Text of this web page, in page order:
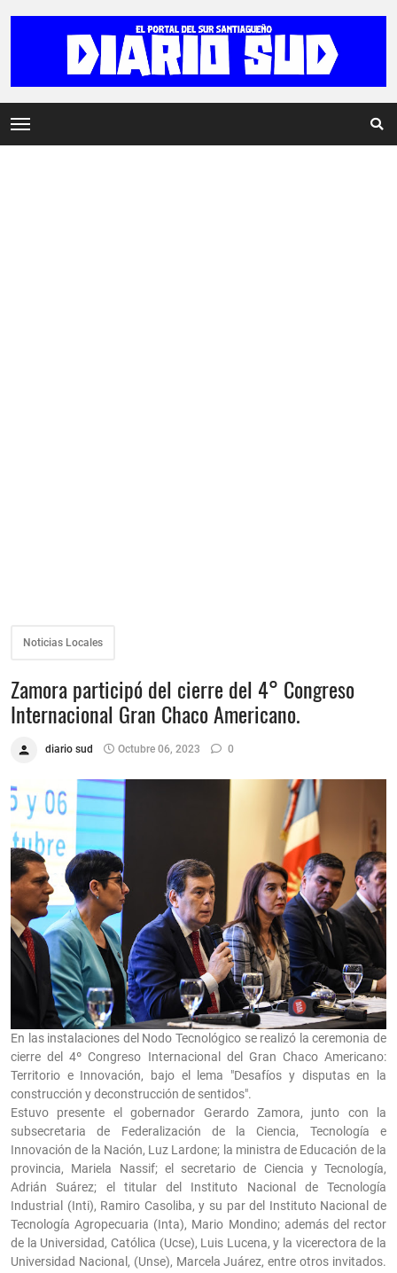
Noticias Locales
Zamora participó del cierre del 4° Congreso
Internacional Gran Chaco Americano.
diario sud Octubre 06, 2023 0
En las instalaciones del Nodo Tecnológico se realizó la ceremonia de
cierre del 4º Congreso Internacional del Gran Chaco Americano:
Territorio e Innovación, bajo el lema "Desafíos y disputas en la
construcción y deconstrucción de sentidos".
Estuvo presente el gobernador Gerardo Zamora, junto con la
subsecretaria de Federalización de la Ciencia, Tecnología e
Innovación de la Nación, Luz Lardone; la ministra de Educación de la
provincia, Mariela Nassif; el secretario de Ciencia y Tecnología,
Adrián Suárez; el titular del Instituto Nacional de Tecnología
Industrial (Inti), Ramiro Casoliba, y su par del Instituto Nacional de
Tecnología Agropecuaria (Inta), Mario Mondino; además del rector
de la Universidad, Católica (Ucse), Luis Lucena, y la vicerectora de la
Universidad Nacional, (Unse), Marcela Juárez, entre otros invitados.